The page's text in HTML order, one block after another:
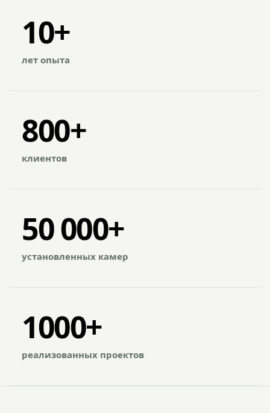
10+
лет опыта
800+
клиентов
50 000+
установленных камер
1000+
реализованных проектов